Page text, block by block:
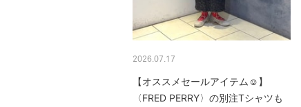
2026.07.17
【オススメセールアイテム☺︎】
〈FRED PERRY〉の別注Tシャツも